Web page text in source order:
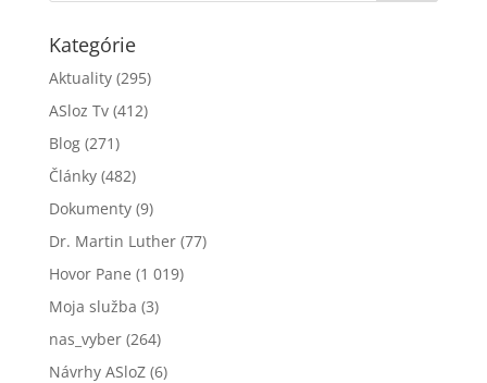
Kategórie
Aktuality(295)
ASloz Tv(412)
Blog(271)
Články(482)
Dokumenty(9)
Dr. Martin Luther(77)
Hovor Pane (1 019)
Moja služba (3)
nas_vyber(264)
Návrhy ASloZ(6)